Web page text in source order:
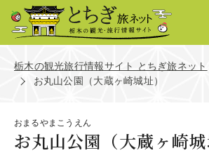
栃木の観光旅行情報サイト とちぎ旅ネット
お丸山公園（大蔵ヶ崎城址）
おまるやまこうえん
お丸山公園（大蔵ヶ崎城